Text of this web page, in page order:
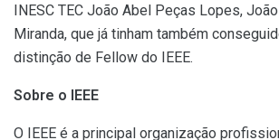
INESC TEC João Abel Peças Lopes,
Miranda, que já tinham também
distinção de Fellow do IEEE.
Sobre o IEEE
O IEEE é a principal organização